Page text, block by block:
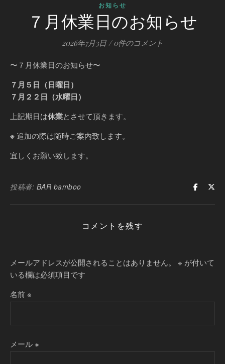
お知らせ
７月休業日のお知らせ
2026年7月3日 / 0件のコメント
〜７月休業日のお知らせ〜
７月５日（日曜日）
７月２２日（水曜日）
上記期日は休業とさせて頂きます。
※追加の際は随時ご案内致します。
宜しくお願い致します。
投稿者: BAR bamboo
コメントを残す
メールアドレスが公開されることはありません。 ※ が付いて
いる欄は必須項目です
名前※
メール※